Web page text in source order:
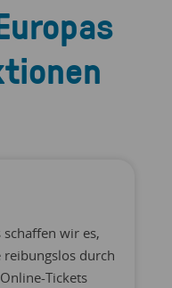
wir es,
reibungslos durch
Tickets